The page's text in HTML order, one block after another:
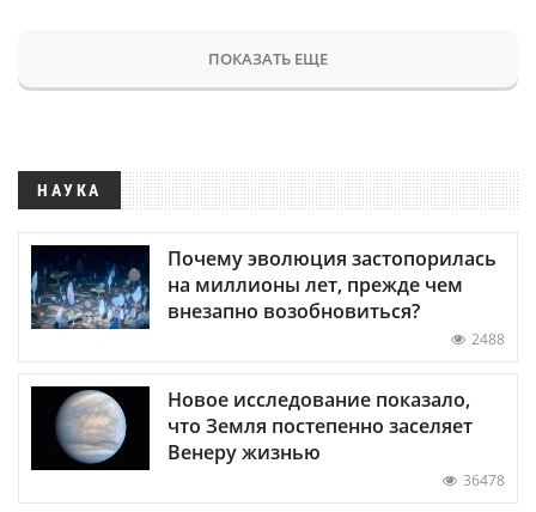
ПОКАЗАТЬ ЕЩЕ
НАУКА
Почему эволюция застопорилась
на миллионы лет, прежде чем
внезапно возобновиться?
2488
Новое исследование показало,
что Земля постепенно заселяет
Венеру жизнью
36478